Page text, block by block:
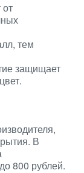
тем
защищает
В
800 рублей.